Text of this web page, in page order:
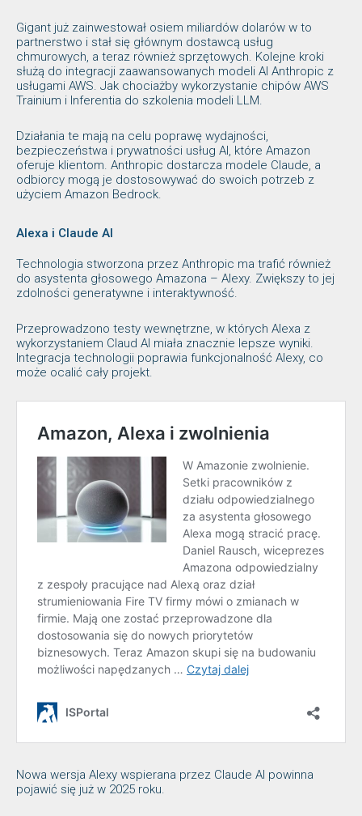
Gigant już zainwestował osiem miliardów dolarów w to
partnerstwo i stał się głównym dostawcą usług
chmurowych, a teraz również sprzętowych. Kolejne kroki
służą do integracji zaawansowanych modeli AI Anthropic z
usługami AWS. Jak chociażby wykorzystanie chipów AWS
Trainium i Inferentia do szkolenia modeli LLM.
Działania te mają na celu poprawę wydajności,
bezpieczeństwa i prywatności usług AI, które Amazon
oferuje klientom. Anthropic dostarcza modele Claude, a
odbiorcy mogą je dostosowywać do swoich potrzeb z
użyciem Amazon Bedrock.
Alexa i Claude AI
Technologia stworzona przez Anthropic ma trafić również
do asystenta głosowego Amazona – Alexy. Zwiększy to jej
zdolności generatywne i interaktywność.
Przeprowadzono testy wewnętrzne, w których Alexa z
wykorzystaniem Claud AI miała znacznie lepsze wyniki.
Integracja technologii poprawia funkcjonalność Alexy, co
może ocalić cały projekt.
Nowa wersja Alexy wspierana przez Claude AI powinna
pojawić się już w 2025 roku.